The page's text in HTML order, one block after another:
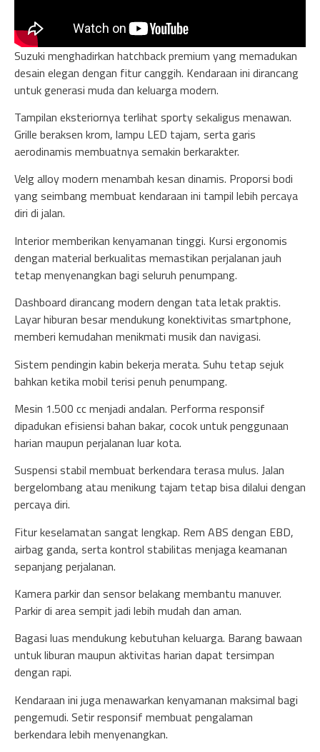
Suzuki menghadirkan hatchback premium yang memadukan
desain elegan dengan fitur canggih. Kendaraan ini dirancang
untuk generasi muda dan keluarga modern.
Tampilan eksteriornya terlihat sporty sekaligus menawan.
Grille beraksen krom, lampu LED tajam, serta garis
aerodinamis membuatnya semakin berkarakter.
Velg alloy modern menambah kesan dinamis. Proporsi bodi
yang seimbang membuat kendaraan ini tampil lebih percaya
diri di jalan.
Interior memberikan kenyamanan tinggi. Kursi ergonomis
dengan material berkualitas memastikan perjalanan jauh
tetap menyenangkan bagi seluruh penumpang.
Dashboard dirancang modern dengan tata letak praktis.
Layar hiburan besar mendukung konektivitas smartphone,
memberi kemudahan menikmati musik dan navigasi.
Sistem pendingin kabin bekerja merata. Suhu tetap sejuk
bahkan ketika mobil terisi penuh penumpang.
Mesin 1.500 cc menjadi andalan. Performa responsif
dipadukan efisiensi bahan bakar, cocok untuk penggunaan
harian maupun perjalanan luar kota.
Suspensi stabil membuat berkendara terasa mulus. Jalan
bergelombang atau menikung tajam tetap bisa dilalui dengan
percaya diri.
Fitur keselamatan sangat lengkap. Rem ABS dengan EBD,
airbag ganda, serta kontrol stabilitas menjaga keamanan
sepanjang perjalanan.
Kamera parkir dan sensor belakang membantu manuver.
Parkir di area sempit jadi lebih mudah dan aman.
Bagasi luas mendukung kebutuhan keluarga. Barang bawaan
untuk liburan maupun aktivitas harian dapat tersimpan
dengan rapi.
Kendaraan ini juga menawarkan kenyamanan maksimal bagi
pengemudi. Setir responsif membuat pengalaman
berkendara lebih menyenangkan.